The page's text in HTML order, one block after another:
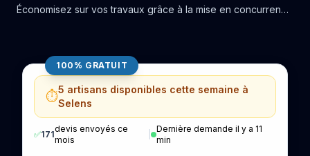
Économisez sur vos travaux grâce à la mise en concurrence
100% GRATUIT
⏱️5 artisans disponibles cette semaine à
Selens
✅171
devis envoyés ce
mois
Dernière demande il y a 11
min